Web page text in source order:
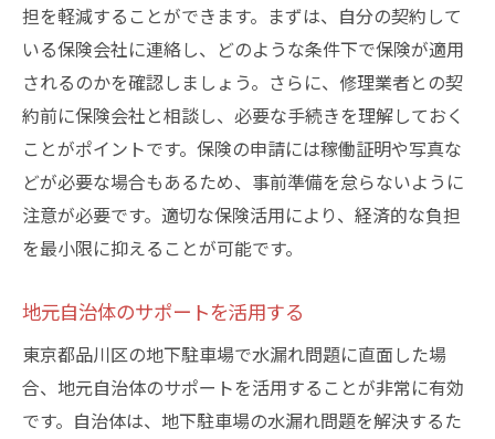
過去の事例から学ぶ水漏れ対策
成功事例に基づいた修繕方法
水漏れ発生時の初期対応の重要性
コミュニティでの情報共有とサポート
事例から見る修繕業者の選び方
品川区内での協力体制の構築
地下駐車場の水漏れを防ぎ快適な駐車環境を保
快適な駐車環境のための日常管理
利用者が安心できる環境づくり
最新の防水技術の導入とその効果
水漏れ予防のための設備投資の考え方
担を軽減することができます。まずは、自分の契約して
いる保険会社に連絡し、どのような条件下で保険が適用
されるのかを確認しましょう。さらに、修理業者との契
約前に保険会社と相談し、必要な手続きを理解しておく
ことがポイントです。保険の申請には稼働証明や写真な
どが必要な場合もあるため、事前準備を怠らないように
注意が必要です。適切な保険活用により、経済的な負担
を最小限に抑えることが可能です。
地元自治体のサポートを活用する
東京都品川区の地下駐車場で水漏れ問題に直面した場
合、地元自治体のサポートを活用することが非常に有効
です。自治体は、地下駐車場の水漏れ問題を解決するた